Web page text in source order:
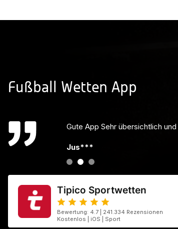
Fußball Wetten App
Bestes Wetten der Welt! Hoffe
Jul***
Tipico Sportwetten
Bewertung: 4.7 | 241.334 Rezensionen
Kostenlos | iOS | Sport